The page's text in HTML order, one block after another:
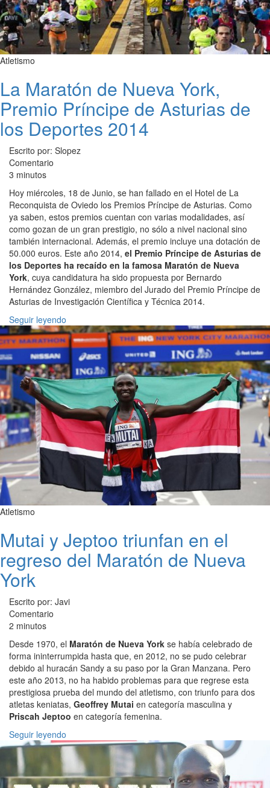
Atletismo
La Maratón de Nueva York,
Premio Príncipe de Asturias de
los Deportes 2014
Escrito por: Slopez
Comentario
3 minutos
Hoy miércoles, 18 de Junio, se han fallado en el Hotel de La
Reconquista de Oviedo los Premios Príncipe de Asturias. Como
ya saben, estos premios cuentan con varias modalidades, así
como gozan de un gran prestigio, no sólo a nivel nacional sino
también internacional. Además, el premio incluye una dotación de
50.000 euros. Este año 2014, el Premio Príncipe de Asturias de
los Deportes ha recaído en la famosa Maratón de Nueva
York, cuya candidatura ha sido propuesta por Bernardo
Hernández González, miembro del Jurado del Premio Príncipe de
Asturias de Investigación Científica y Técnica 2014.
Seguir leyendo
Atletismo
Mutai y Jeptoo triunfan en el
regreso del Maratón de Nueva
York
Escrito por: Javi
Comentario
2 minutos
Desde 1970, el Maratón de Nueva York se había celebrado de
forma ininterrumpida hasta que, en 2012, no se pudo celebrar
debido al huracán Sandy a su paso por la Gran Manzana. Pero
este año 2013, no ha habido problemas para que regrese esta
prestigiosa prueba del mundo del atletismo, con triunfo para dos
atletas keniatas, Geoffrey Mutai en categoría masculina y
Priscah Jeptoo en categoría femenina.
Seguir leyendo